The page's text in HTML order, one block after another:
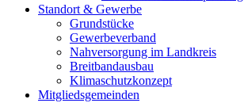
Standort & Gewerbe
Grundstücke
Gewerbeverband
Nahversorgung im Landkreis
Breitbandausbau
Klimaschutzkonzept
Mitgliedsgemeinden